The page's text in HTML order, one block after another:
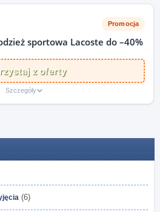
Promocja
sportowa Lacoste do –40%
z oferty
Szczegóły
(6)